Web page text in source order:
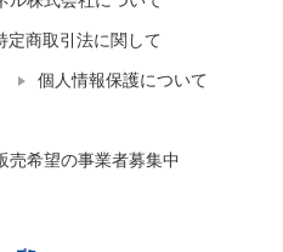
定商取引法に関して
個人情報保護について
売希望の事業者募集中